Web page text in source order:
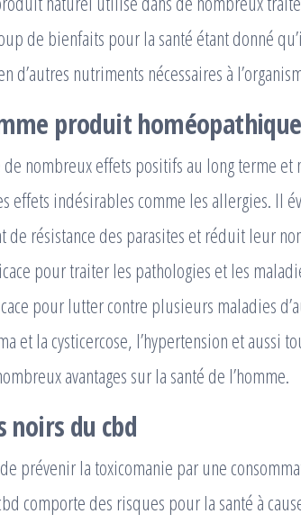
de bienfaits pour la santé étant donné
d’autres nutriments nécessaires à
produit homéopathique
nombreux effets positifs au long terme et
effets indésirables comme les allergies. Il
de résistance des parasites et réduit leur
pour traiter les pathologies et les
pour lutter contre plusieurs maladies
et la cysticercose, l’hypertension et aussi
avantages sur la santé de l’homme.
noirs du cbd
prévenir la toxicomanie par une
comporte des risques pour la santé à